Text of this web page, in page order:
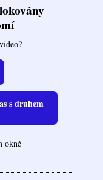
s druhem
okně